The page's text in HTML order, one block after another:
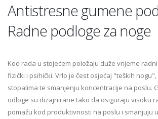
Antistresne gumene
Radne podloge za noge
Kod rada u stojećem položaju duže vrijeme
fizički i psihički. Vrlo je čest osjećaj "teških
stopalima te smanjenju koncentracije na poslu.
odloge su dizajnirane tako da osiguraju visoku
pomažu kod produktivnosti na poslu i smanjuju